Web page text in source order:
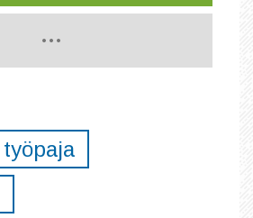
työpaja